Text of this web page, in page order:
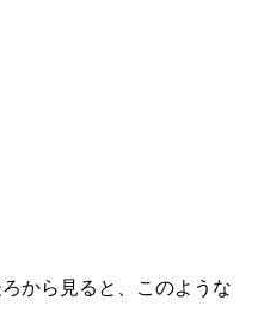
から見ると、このような